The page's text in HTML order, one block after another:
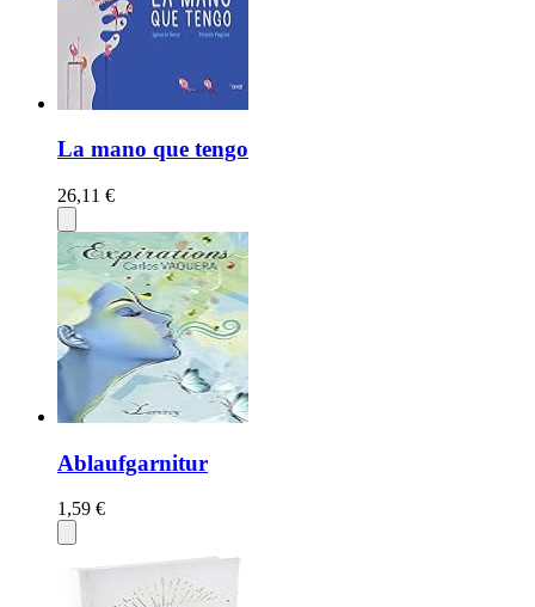
La mano que tengo
26,11 €
Ablaufgarnitur
1,59 €